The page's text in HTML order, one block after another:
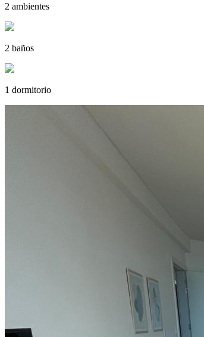
2 ambientes
2 baños
1 dormitorio